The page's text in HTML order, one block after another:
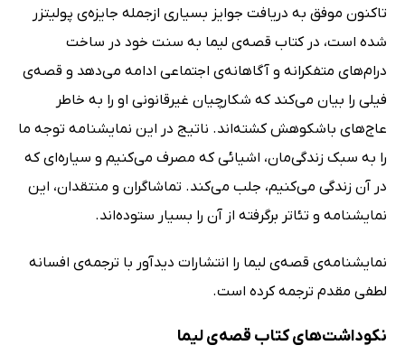
تاکنون موفق به دریافت جوایز بسیاری ازجمله جایزه‌ی پولیتزر
شده است، در کتاب قصه‌ی لیما به سنت خود در ساخت
درام‌های متفکرانه و آگاهانه‌ی اجتماعی ادامه می‌دهد و قصه‌ی
فیلی را بیان می‌کند که شکارچیان غیرقانونی او را به خاطر
عاج‌های باشکوهش کشته‌اند. ناتیج در این نمایشنامه توجه ما
را به سبک زندگی‌مان، اشیائی که مصرف می‌کنیم و سیاره‌ای که
در آن زندگی می‌کنیم، جلب می‌کند. تماشاگران و منتقدان، این
نمایشنامه‌ و تئاتر برگرفته از آن را بسیار ستوده‌اند.
نمایشنامه‌ی قصه‌ی لیما را انتشارات دیدآور با ترجمه‌ی افسانه
لطفی مقدم ترجمه کرده است.
نکوداشت‌های کتاب قصه‌ی لیما